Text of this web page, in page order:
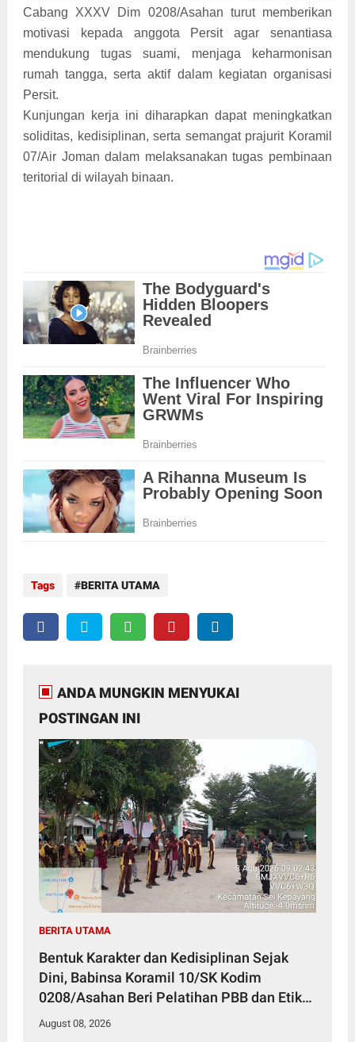
Cabang XXXV Dim 0208/Asahan turut memberikan
motivasi kepada anggota Persit agar senantiasa
mendukung tugas suami, menjaga keharmonisan
rumah tangga, serta aktif dalam kegiatan organisasi
Persit.
Kunjungan kerja ini diharapkan dapat meningkatkan
soliditas, kedisiplinan, serta semangat prajurit Koramil
07/Air Joman dalam melaksanakan tugas pembinaan
teritorial di wilayah binaan.
Tags BERITA UTAMA
ANDA MUNGKIN MENYUKAI
POSTINGAN INI
BERITA UTAMA
Bentuk Karakter dan Kedisiplinan Sejak
Dini, Babinsa Koramil 10/SK Kodim
0208/Asahan Beri Pelatihan PBB dan Etika
Bagi Siswa MIN 7 Pertahanan
August 08, 2026